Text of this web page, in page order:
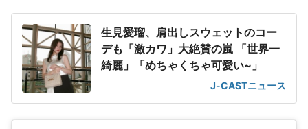
生見愛瑠、肩出しスウェットのコー
デも「激カワ」大絶賛の嵐 「世界一
綺麗」「めちゃくちゃ可愛い~」
J-CASTニュース